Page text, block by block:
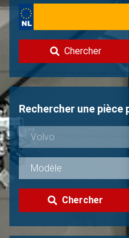
Chercher
Rechercher une pièce
Chercher